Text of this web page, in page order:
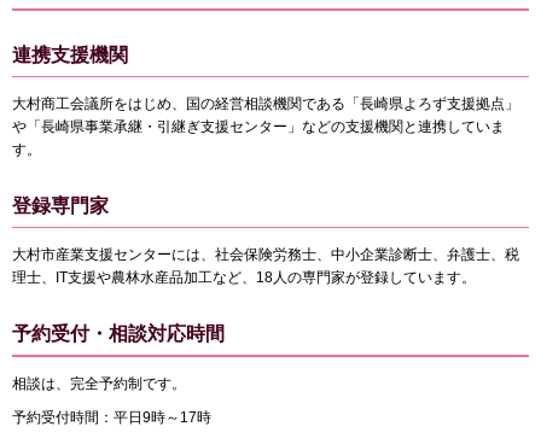
連携支援機関
大村商工会議所をはじめ、国の経営相談機関である「長崎県よろず支援拠点」
や「長崎県事業承継・引継ぎ支援センター」などの支援機関と連携していま
す。
登録専門家
大村市産業支援センターには、社会保険労務士、中小企業診断士、弁護士、税
理士、IT支援や農林水産品加工など、18人の専門家が登録しています。
予約受付・相談対応時間
相談は、完全予約制です。
予約受付時間：平日9時～17時